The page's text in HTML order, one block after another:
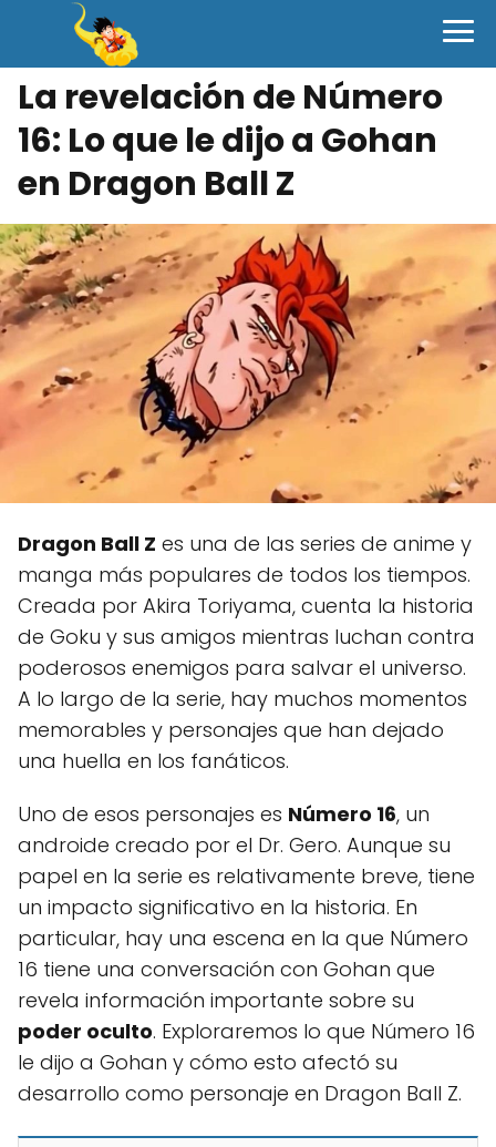
La revelación de Número
16: Lo que le dijo a Gohan
en Dragon Ball Z
Dragon Ball Z es una de las series de anime y
manga más populares de todos los tiempos.
Creada por Akira Toriyama, cuenta la historia
de Goku y sus amigos mientras luchan contra
poderosos enemigos para salvar el universo.
A lo largo de la serie, hay muchos momentos
memorables y personajes que han dejado
una huella en los fanáticos.
Uno de esos personajes es Número 16, un
androide creado por el Dr. Gero. Aunque su
papel en la serie es relativamente breve, tiene
un impacto significativo en la historia. En
particular, hay una escena en la que Número
16 tiene una conversación con Gohan que
revela información importante sobre su
poder oculto. Exploraremos lo que Número 16
le dijo a Gohan y cómo esto afectó su
desarrollo como personaje en Dragon Ball Z.